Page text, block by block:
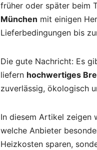
früher oder später beim
München mit einigen
Lieferbedingungen bis
Die gute Nachricht: Es
liefern hochwertiges
zuverlässig, ökologisch
In diesem Artikel zeigen
welche Anbieter
Heizkosten sparen,